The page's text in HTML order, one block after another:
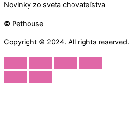
Novinky zo sveta chovateľstva
© Pethouse
Copyright © 2024. All rights reserved.